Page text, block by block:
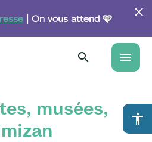
| On vous attend 🩵
menu
accessibility
musées,